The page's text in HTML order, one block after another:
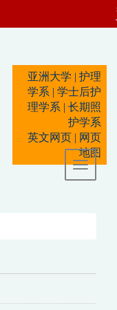
亚洲大学 | 护理
学系 | 学士后护
理学系 | 长期照
护学系
英文网页 | 网页
地图
Toggle